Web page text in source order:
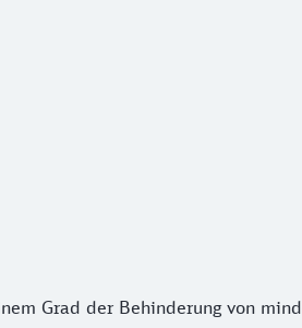
Grad der Behinderung von